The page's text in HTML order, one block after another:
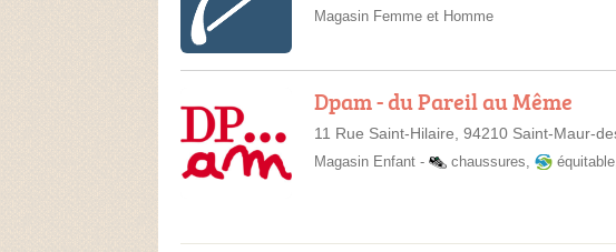
Magasin Femme et Homme
Dpam - du Pareil au Même
11 Rue Saint-Hilaire, 94210 Saint-Maur-
Magasin Enfant - chaussures, équitable